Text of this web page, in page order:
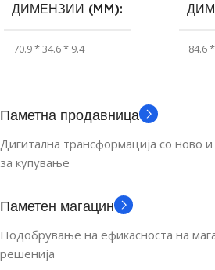
ДИМЕНЗИИ (MM)
70.9 * 34.6 * 9.4
ГОЛЕМИНА НА
84.6
Паметна продавница
Дигитална трансформација со ново
за купување
Паметен магацин
Подобрување на ефикасноста на
решенија